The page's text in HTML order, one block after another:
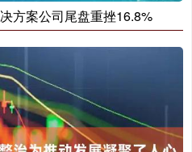
方案公司尾盘重挫16.8%